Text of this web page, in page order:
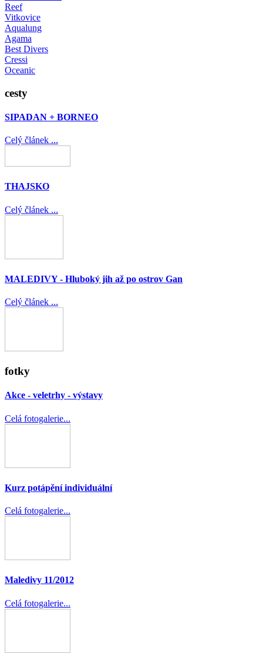
Reef
Vitkovice
Aqualung
Agama
Best Divers
Cressi
Oceanic
cesty
SIPADAN + BORNEO
Celý článek ...
THAJSKO
Celý článek ...
MALEDIVY - Hluboký jih až po ostrov Gan
Celý článek ...
fotky
Akce - veletrhy - výstavy
Celá fotogalerie...
Kurz potápění individuální
Celá fotogalerie...
Maledivy 11/2012
Celá fotogalerie...